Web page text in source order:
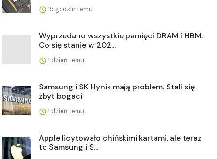
15 godzin temu
Wyprzedano wszystkie pamięci DRAM i HBM.
Co się stanie w 202...
1 dzień temu
Samsung i SK Hynix mają problem. Stali się
zbyt bogaci
1 dzień temu
Apple licytowało chińskimi kartami, ale teraz
to Samsung i S...